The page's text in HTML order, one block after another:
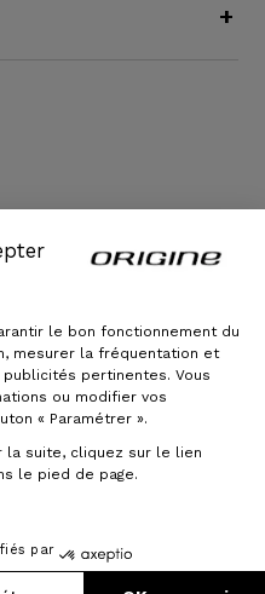
le bon fonctionnement du
mesurer la fréquentation et
pertinentes. Vous
ou modifier vos
« Paramétrer ».
la suite, cliquez sur le lien
le pied de page.
par
+